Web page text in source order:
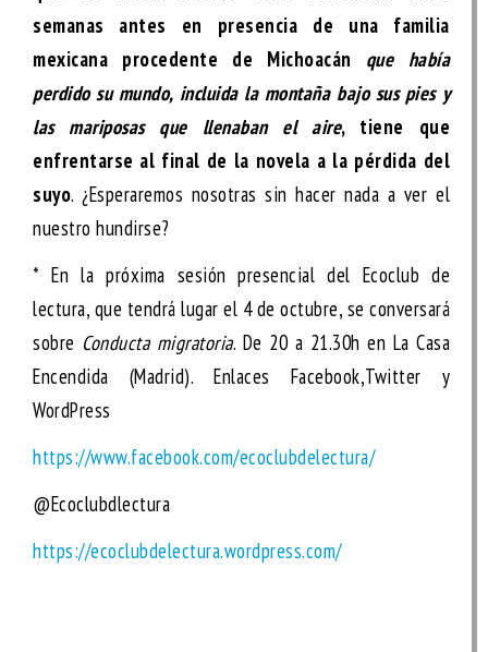
semanas antes en presencia de una familia
mexicana procedente de Michoacán que había
perdido su mundo, incluida la montaña bajo sus pies y
las mariposas que llenaban el aire, tiene que
enfrentarse al final de la novela a la pérdida del
suyo. ¿Esperaremos nosotras sin hacer nada a ver el
nuestro hundirse?
* En la próxima sesión presencial del Ecoclub de
lectura, que tendrá lugar el 4 de octubre, se conversará
sobre Conducta migratoria. De 20 a 21.30h en La Casa
Encendida (Madrid). Enlaces Facebook,Twitter y
WordPress
https://www.facebook.com/ecoclubdelectura/
@Ecoclubdlectura
https://ecoclubdelectura.wordpress.com/